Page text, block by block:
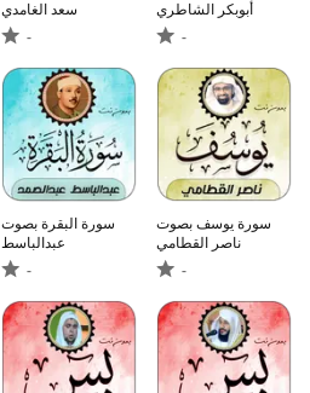
سعد الغامدي
-
أبوبكر الشاطري
-
سورة البقرة بصوت
عبدالباسط
-
سورة يوسف بصوت
ناصر القطامي
-